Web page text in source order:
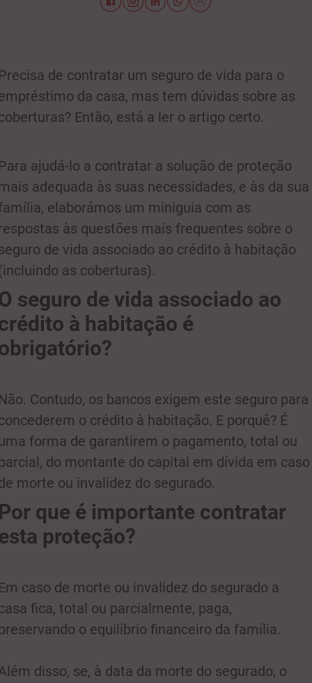
de contratar um seguro de vida para o
da casa, mas tem dúvidas sobre as
Então, está a ler o artigo certo.
ajudá-lo a contratar a solução de proteção
adequada às suas necessidades, e às da sua
elaborámos um miniguia com as
às questões mais frequentes sobre o
de vida associado ao crédito à habitação
as coberturas).
seguro de vida associado ao
à habitação é
Contudo, os bancos exigem este seguro para
o crédito à habitação. E porquê? É
forma de garantirem o pagamento, total ou
do montante do capital em dívida em caso
morte ou invalidez do segurado.
que é importante contratar
proteção?
caso de morte ou invalidez do segurado a
fica, total ou parcialmente, paga,
o equilíbrio financeiro da família.
disso, se, à data da morte do segurado, o